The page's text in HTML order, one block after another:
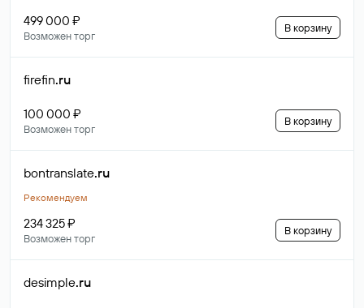
499 000 ₽
Возможен торг
В корзину
firefin.ru
100 000 ₽
Возможен торг
В корзину
bontranslate.ru
Рекомендуем
234 325 ₽
Возможен торг
В корзину
desimple.ru